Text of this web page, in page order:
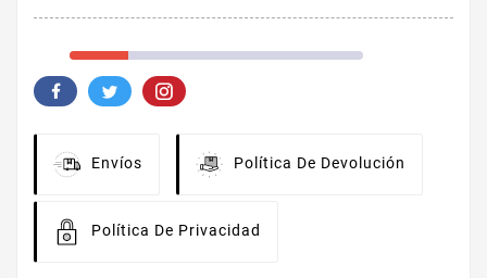
Envíos Política De Devolución
Política De Privacidad